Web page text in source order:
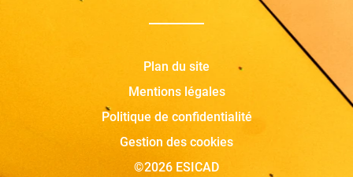
Plan du site
Mentions légales
Politique de confidentialité
Gestion des cookies
©2026 ESICAD